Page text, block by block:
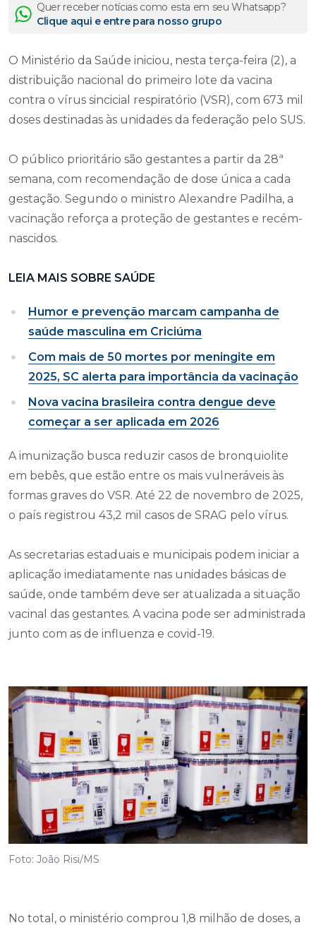
Quer receber notícias como esta em seu Whatsapp?
Clique aqui e entre para nosso grupo
O Ministério da Saúde iniciou, nesta terça-feira (2), a
distribuição nacional do primeiro lote da vacina
contra o vírus sincicial respiratório (VSR), com 673 mil
doses destinadas às unidades da federação pelo SUS.
O público prioritário são gestantes a partir da 28ª
semana, com recomendação de dose única a cada
gestação. Segundo o ministro Alexandre Padilha, a
vacinação reforça a proteção de gestantes e recém-
nascidos.
LEIA MAIS SOBRE SAÚDE
Humor e prevenção marcam campanha de
saúde masculina em Criciúma
Com mais de 50 mortes por meningite em
2025, SC alerta para importância da vacinação
Nova vacina brasileira contra dengue deve
começar a ser aplicada em 2026
A imunização busca reduzir casos de bronquiolite
em bebês, que estão entre os mais vulneráveis às
formas graves do VSR. Até 22 de novembro de 2025,
o país registrou 43,2 mil casos de SRAG pelo vírus.
As secretarias estaduais e municipais podem iniciar a
aplicação imediatamente nas unidades básicas de
saúde, onde também deve ser atualizada a situação
vacinal das gestantes. A vacina pode ser administrada
junto com as de influenza e covid-19.
Foto: João Risi/MS
No total, o ministério comprou 1,8 milhão de doses, a